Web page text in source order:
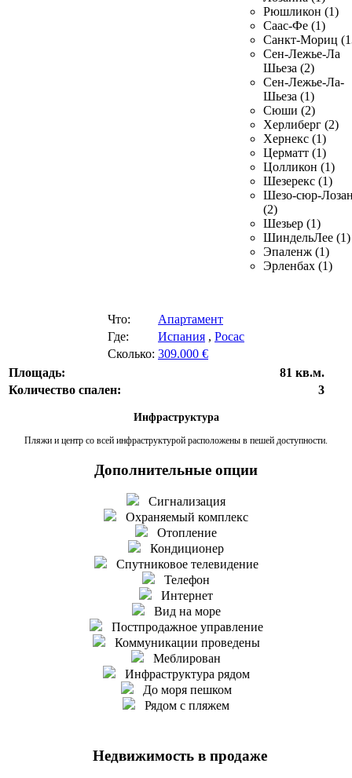
Рюшликон (1)
Саас-Фе (1)
Санкт-Мориц
Сен-Лежье-Ла
Шьеза (2)
Сен-Лежье-Ла-
Шьеза (1)
Сюши (2)
Херлиберг (2)
Хернекс (1)
Церматт (1)
Цолликон (1)
Шезерекс (1)
Шезо-сюр-
(2)
Шезьер (1)
ШиндельЛее (1)
Эпаленж (1)
Эрленбах (1)
Что:
Апартамент
Где:
Испания , Росас
Сколько: 309.000 €
Площадь:
81 кв.м.
Количество спален:
3
Инфраструктура
Пляжи и центр со всей инфраструктурой расположены в пешей доступности.
Дополнительные опции
Сигнализация
Охраняемый комплекс
Отопление
Кондиционер
Спутниковое телевидение
Телефон
Интернет
Вид на море
Постпродажное управление
Коммуникации проведены
Меблирован
Инфраструктура рядом
До моря пешком
Рядом с пляжем
Недвижимость в продаже